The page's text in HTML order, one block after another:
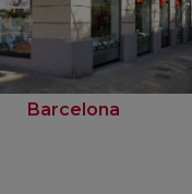
Barcelona